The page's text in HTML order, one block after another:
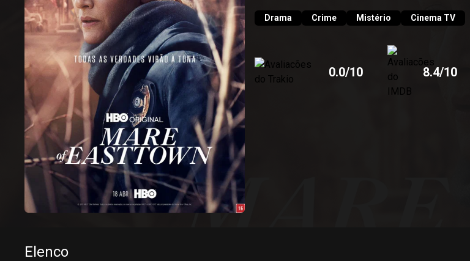
Drama Crime Mistério Cinema TV
0.0/10 8.4/10
Elenco